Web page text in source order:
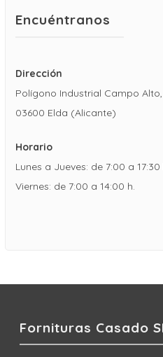
Encuéntranos
Dirección
Polígono Industrial Campo
03600 Elda (Alicante)
Horario
Lunes a Jueves: de 7:00 a 17:30
Viernes: de 7:00 a 14:00 h.
Fornituras Casado